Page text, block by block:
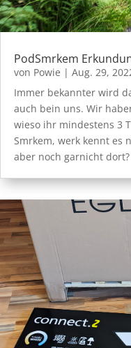
PodSmrkem
von Powie | Aug. 29,
Immer bekannter wird
auch bein uns. Wir
wieso ihr mindestens 3
Smrkem, werk kennt es
aber noch garnicht